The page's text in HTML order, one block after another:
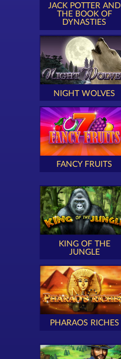
JACK POTTER AND
THE BOOK OF
DYNASTIES
NIGHT WOLVES
FANCY FRUITS
KING OF THE
JUNGLE
PHARAOS RICHES